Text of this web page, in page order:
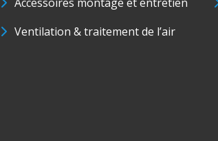
Ventilation & traitement de l’air